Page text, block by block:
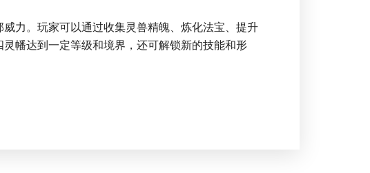
力。玩家可以通过收集灵兽精魄、炼化法宝、提升
幡达到一定等级和境界，还可解锁新的技能和形